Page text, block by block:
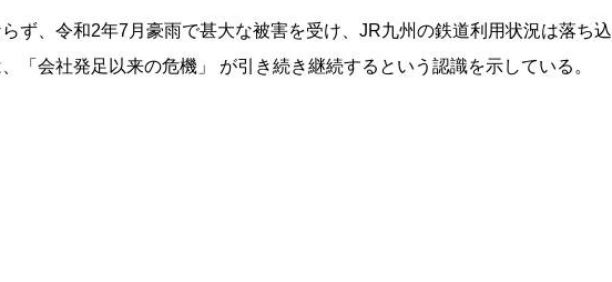
ず、令和2年7月豪雨で甚大な被害を受け、JR九州の鉄道利用状況は落ち込
「会社発足以来の危機」 が引き続き継続するという認識を示している。